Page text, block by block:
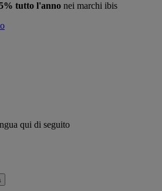
tutto l'anno nei marchi ibis
qui di seguito